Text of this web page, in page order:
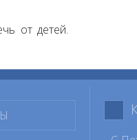
от детей.